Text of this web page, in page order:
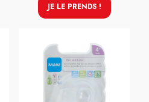
JE LE PRENDS !